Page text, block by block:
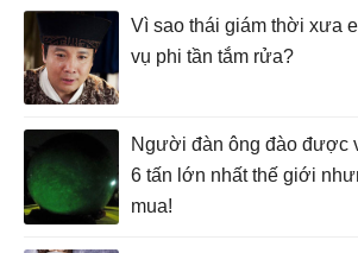
Vì sao thái giám thời xưa
vụ phi tần tắm rửa?
Người đàn ông đào được
6 tấn lớn nhất thế giới
mua!